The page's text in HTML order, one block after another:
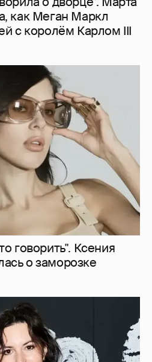
говорить". Ксения
о заморозке
Архангельскую
на роман